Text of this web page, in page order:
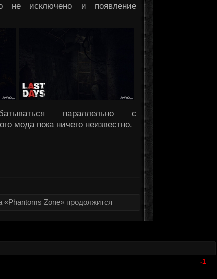
не исключено и появление
параллельно с
мода пока ничего неизвестно.
«Phantoms Zone» продолжится
-1